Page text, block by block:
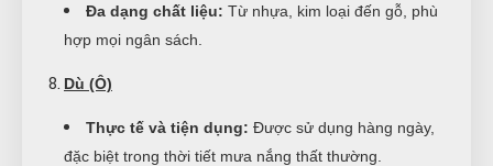
Đa dạng chất liệu: Từ nhựa, kim loại đến gỗ, phù
hợp mọi ngân sách.
Dù (Ô)
Thực tế và tiện dụng: Được sử dụng hàng ngày,
đặc biệt trong thời tiết mưa nắng thất thường.